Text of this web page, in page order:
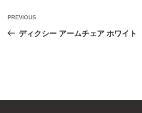
投
稿
ゲ
Previous
PREVIOUS
ディクシー アームチェア ホワイト